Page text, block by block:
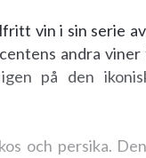
vin i sin serie
andra
på den
och persika.